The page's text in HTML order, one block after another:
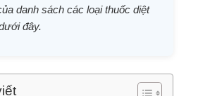
danh sách các loại thuốc diệt
đây.